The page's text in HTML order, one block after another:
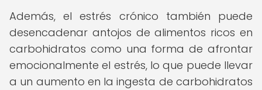
Además, el estrés crónico también puede
desencadenar antojos de alimentos ricos en
carbohidratos como una forma de afrontar
emocionalmente el estrés, lo que puede llevar
a un aumento en la ingesta de carbohidratos